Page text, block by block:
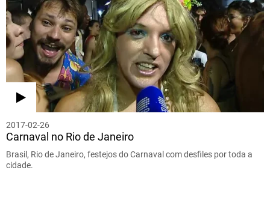
2017-02-26
Carnaval no Rio de Janeiro
Brasil, Rio de Janeiro, festejos do Carnaval com desfiles por toda a
cidade.